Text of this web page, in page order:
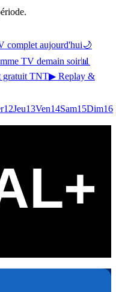
complet aujourd'hui🌙
TV demain soir📊
gratuit TNT▶ Replay &
12Jeu13Ven14Sam15Dim16